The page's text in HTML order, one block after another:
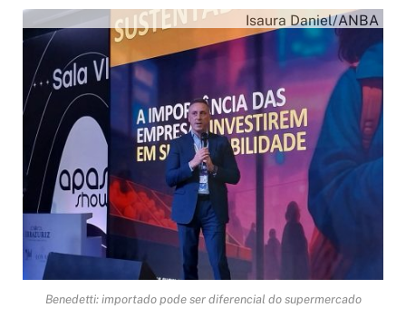
Isaura Daniel/ANBA
Benedetti: importado pode ser diferencial do supermercado